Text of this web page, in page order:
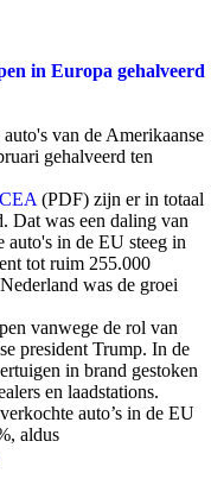
in Europa gehalveerd
van de Amerikaanse
gehalveerd ten
(PDF) zijn er in totaal
Dat was een daling van
auto's in de EU steeg in
tot ruim 255.000
was de groei
vanwege de rol van
president Trump. In de
in brand gestoken
en laadstations.
auto’s in de EU
aldus